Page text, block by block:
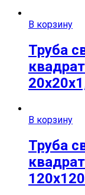
В корзину
Труба
В корзину
Труба